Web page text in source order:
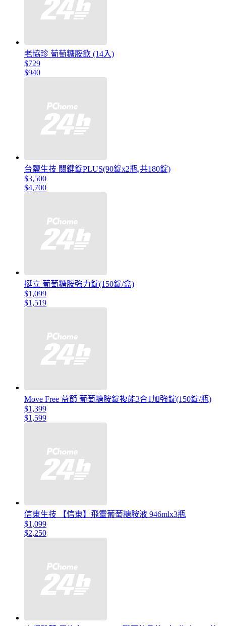
老協珍 葡萄糖胺飲 (14入)
$729
$940
台鹽生技 關鍵錠PLUS(90錠x2瓶,共180錠)
$3,500
$4,700
挺立 葡萄糖胺強力錠(150錠/盒)
$1,099
$1,519
Move Free 益節 葡萄糖胺錠複能3合1加強錠(150錠/瓶)
$1,399
$1,599
信東生技 【信東】飛靈葡萄糖胺液 946mlx3瓶
$1,099
$2,250